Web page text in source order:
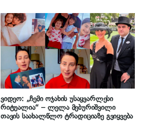
ღირდა ეს ყველაფერი…“ – რა კადრებს
ავრცელებს ლელა მებურიშვილი
ვიდეო: „ჩემი ოჯახის უსაყვარლესი
რიტუალია“ – ლელა მებურიშვილი
თავის საახალწლო ტრადიციაზე გვიყვება